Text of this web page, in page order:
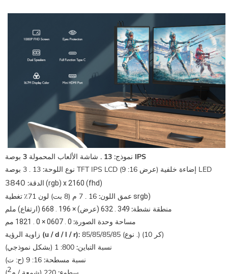
نموذج: 13 . شاشة الألعاب المحمولة 3 بوصة IPS
نوع اللوحة:
13 . 3 بوصة TFT IPS LCD (عرض 16: 9) إضاءة خلفية LED
الدقة: (rgb) x 2160 (fhd)
عمق اللون: تغطية srgb)
منطقة نشطة:
مساحة وحدة الصورة:
زاوية الرؤية (u / d / l / r):
85/85/85/85 (نوع .) (كر 10)
نسبة التباين:
نسبة مسطحة:
2